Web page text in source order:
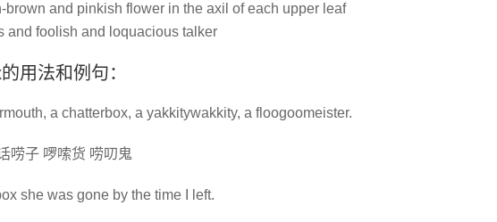
brown and pinkish flower in the axil of each upper leaf
and foolish and loquacious talker
用法和例句：
a chatterbox, a yakkitywakkity, a floogoomeister.
唠子 啰嗦货 唠叨鬼
she was gone by the time I left.